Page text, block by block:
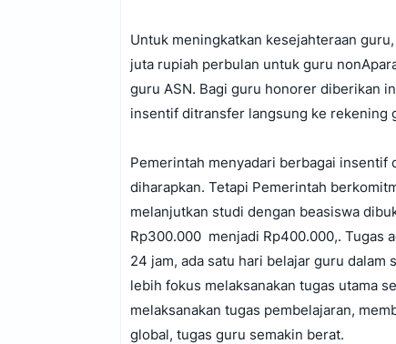
Untuk meningkatkan kesejahteraan
juta rupiah perbulan untuk guru
guru ASN. Bagi guru honorer diberikan
insentif ditransfer langsung ke rekening
Pemerintah menyadari berbagai insentif
diharapkan. Tetapi Pemerintah
melanjutkan studi dengan beasiswa
Rp300.000 menjadi Rp400.000,. Tugas
24 jam, ada satu hari belajar guru
lebih fokus melaksanakan tugas utama
melaksanakan tugas pembelajaran,
global, tugas guru semakin berat.